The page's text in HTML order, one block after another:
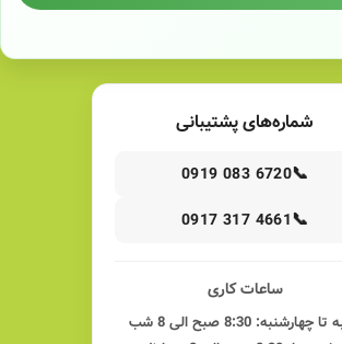
شماره‌های پشتیبانی
📞
0919 083 6720
📞
0917 317 4661
ساعات کاری
چهارشنبه: 8:30 صبح الی 8 شب